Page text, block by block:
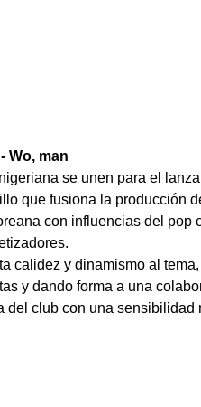
Wo, man
se unen para el
que fusiona la producción
con influencias del pop
calidez y dinamismo al
y dando forma a una
del club con una sensibilidad